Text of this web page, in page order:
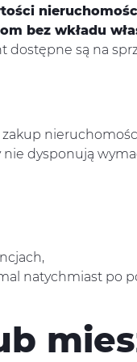
bez wkładu
dostępne są na
nie dysponują
natychmiast po